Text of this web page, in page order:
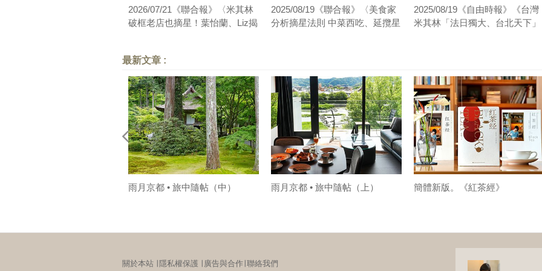
2026/07/21《聯合報》〈米其林
破框老店也摘星！葉怡蘭、Liz揭
2025/08/19《聯合報》〈美食家
分析摘星法則 中菜西吃、延攬星
2025/08/19《自由時報》《台灣
米其林「法日獨大、台北天下」
最新文章 :
雨月京都 • 旅中隨帖（中） 雨月京都 • 旅中隨帖（上） 簡體新版。《紅茶經》
關於本站 ∣隱私權保護 ∣廣告與合作∣聯絡我們